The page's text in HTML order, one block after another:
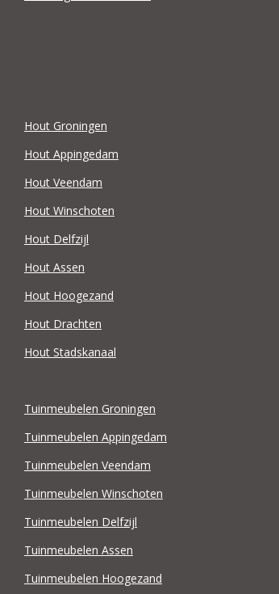
Hout Groningen
Hout Appingedam
Hout Veendam
Hout Winschoten
Hout Delfzijl
Hout Assen
Hout Hoogezand
Hout Drachten
Hout Stadskanaal
Tuinmeubelen Groningen
Tuinmeubelen Appingedam
Tuinmeubelen Veendam
Tuinmeubelen Winschoten
Tuinmeubelen Delfzijl
Tuinmeubelen Assen
Tuinmeubelen Hoogezand